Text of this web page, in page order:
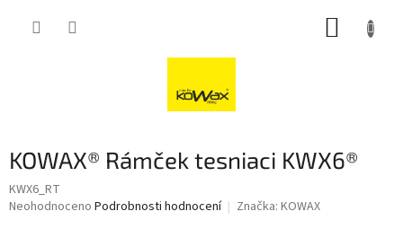
KOWAX® Rámček tesniaci KWX6®
KWX6_RT
Průměrné
Neohodnoceno Podrobnosti hodnocení Značka: KOWAX